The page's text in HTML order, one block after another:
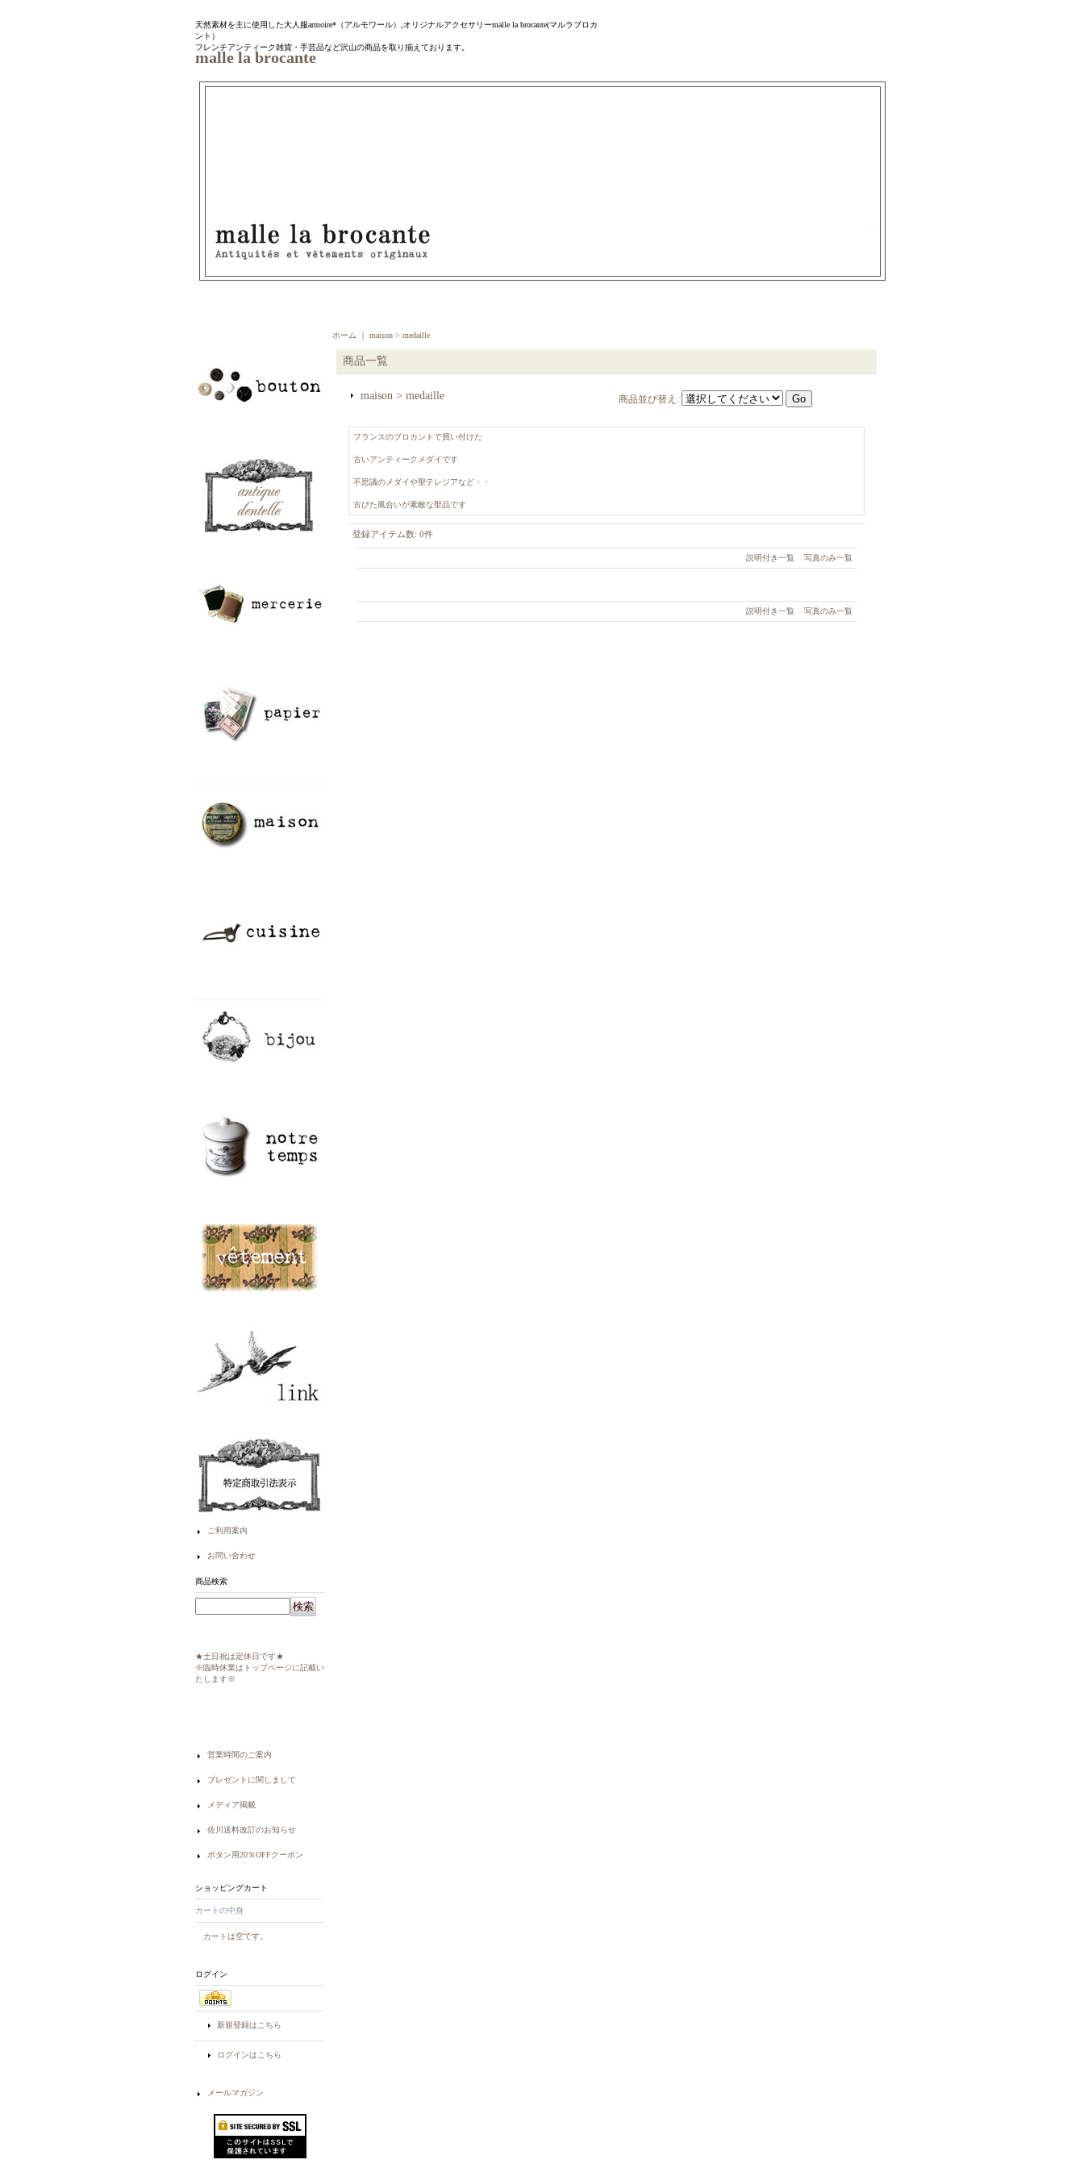
天然素材を主に使用した大人服armoire*（アルモワール）,オリジナルアクセサリーmalle la brocante(マルラブロカ
ント）
フレンチアンティーク雑貨・手芸品など沢山の商品を取り揃えております。
malle la brocante
ご利用案内
お問い合わせ
商品検索
★土日祝は定休日です★
※臨時休業はトップページに記載い
たします※
営業時間のご案内
プレゼントに関しまして
メディア掲載
佐川送料改訂のお知らせ
ボタン用20％OFFクーポン
ショッピングカート
カートの中身
カートは空です。
ログイン
新規登録はこちら
ログインはこちら
メールマガジン
ホーム ｜ maison > medaille
商品一覧
maison > medaille 商品並び替え :
フランスのブロカントで買い付けた
古いアンティークメダイです
不思議のメダイや聖テレジアなど・・
古びた風合いが素敵な聖品です
登録アイテム数: 0件
説明付き一覧 写真のみ一覧
説明付き一覧 写真のみ一覧